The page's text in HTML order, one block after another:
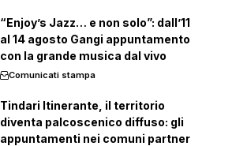
“Enjoy’s Jazz… e non solo”: dall’11
al 14 agosto Gangi appuntamento
con la grande musica dal vivo
Comunicati stampa
Tindari Itinerante, il territorio
diventa palcoscenico diffuso: gli
appuntamenti nei comuni partner